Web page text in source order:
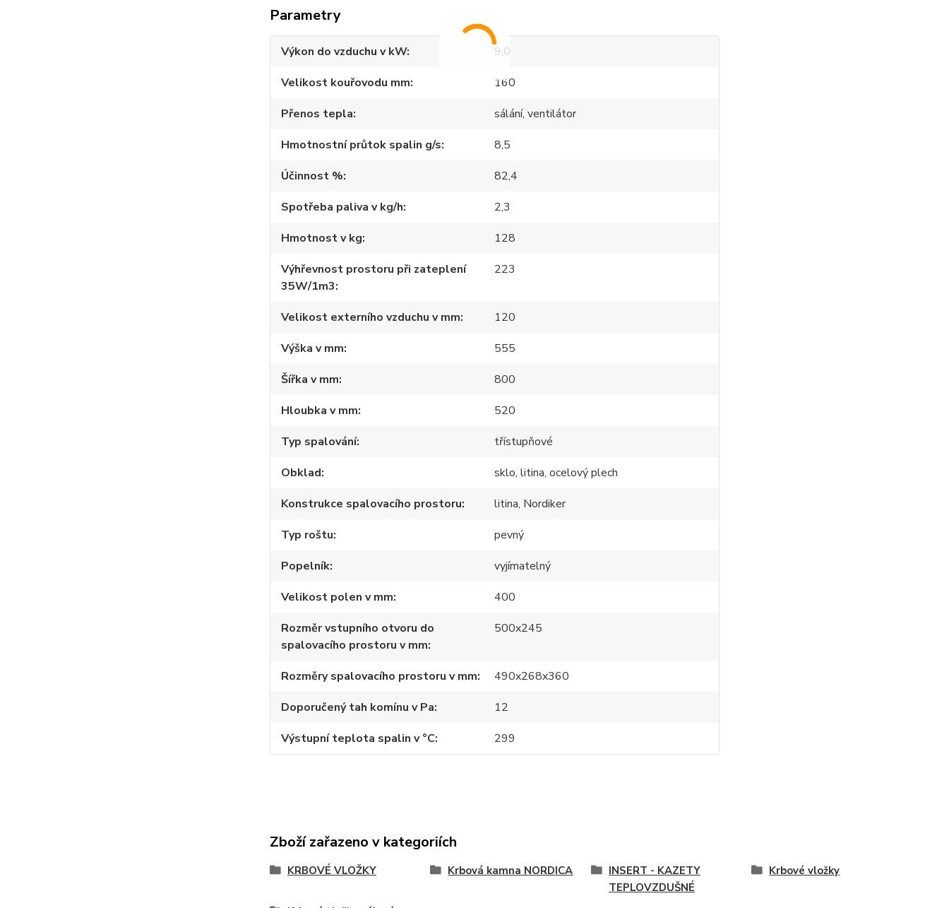
Parametry
Výkon do vzduchu v kW
9,0
Velikost kouřovodu mm
160
Přenos tepla
sálání, ventilátor
Hmotnostní průtok spalin g/s
8,5
Účinnost %
82,4
Spotřeba paliva v kg/h
2,3
Hmotnost v kg
128
Výhřevnost prostoru při zateplení
35W/1m3
223
Velikost externího vzduchu v mm
120
Výška v mm
555
Šířka v mm
800
Hloubka v mm
520
Typ spalování
třístupňové
Obklad
sklo, litina, ocelový plech
Konstrukce spalovacího prostoru
litina, Nordiker
Typ roštu
pevný
Popelník
vyjímatelný
Velikost polen v mm
400
Rozměr vstupního otvoru do
spalovacího prostoru v mm
500x245
Rozměry spalovacího prostoru v mm
490x268x360
Doporučený tah komínu v Pa
12
Výstupní teplota spalin v °C
299
Zboží zařazeno v kategoriích
KRBOVÉ VLOŽKY Krbová kamna NORDICA
INSERT - KAZETY
TEPLOVZDUŠNÉ
Krbové vložky